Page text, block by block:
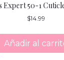
Expert 50-1
$14.99
Añadir al